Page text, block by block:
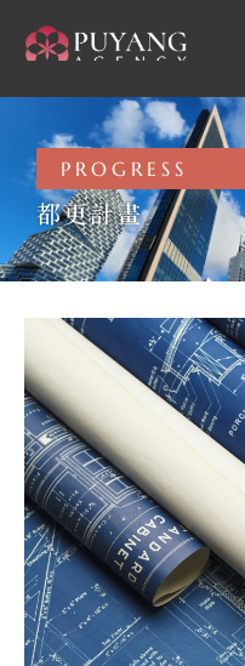
都更計畫 |
回首頁
關於我們
專業團隊
最新推案
都更進度
PROGRESS
都更計畫